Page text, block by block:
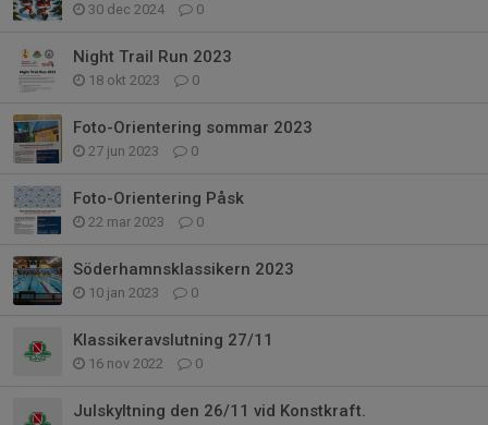
30 dec 2024 0
Night Trail Run 2023
18 okt 2023 0
Foto-Orientering sommar 2023
27 jun 2023 0
Foto-Orientering Påsk
22 mar 2023 0
Söderhamnsklassikern 2023
10 jan 2023 0
Klassikeravslutning 27/11
16 nov 2022 0
Julskyltning den 26/11 vid Konstkraft.